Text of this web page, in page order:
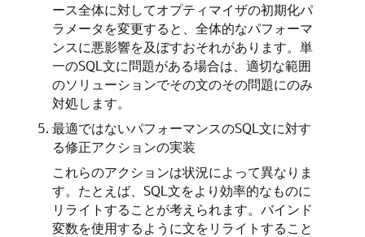
ース全体に対してオプティマイザの初期化パ
ラメータを変更すると、全体的なパフォーマ
ンスに悪影響を及ぼすおそれがあります。単
一のSQL文に問題がある場合は、適切な範囲
のソリューションでその文のその問題にのみ
対処します。
最適ではないパフォーマンスのSQL文に対す
る修正アクションの実装
これらのアクションは状況によって異なりま
す。たとえば、SQL文をより効率的なものに
リライトすることが考えられます。バインド
変数を使用するように文をリライトすること